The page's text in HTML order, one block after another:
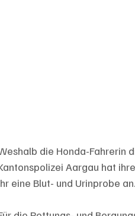
die Honda-Fahrerin
Aargau hat
eine Blut- und Urinprobe